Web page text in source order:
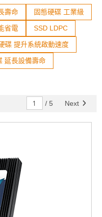
壽命 固態硬碟 工業級
省電 SSD LDPC
碟 提升系統啟動速度
延長設備壽命
/ 5 Next